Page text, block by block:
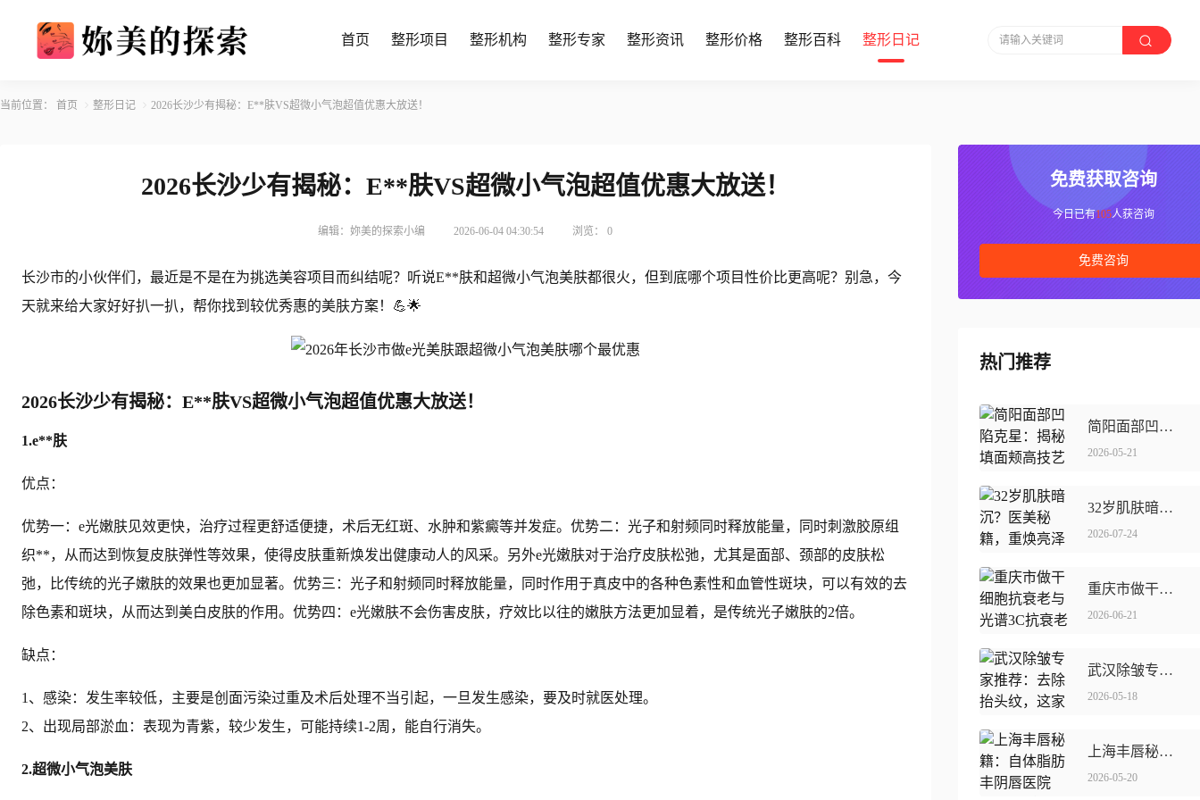
首页 整形项目 整形机构 整形专家 整形资讯 整形价格 整形百科 整形日记 请输入关键词
当前位置： 首页 整形日记 2026长沙少有揭秘：E**肤VS超微小气泡超值优惠大放送！
2026长沙少有揭秘：E**肤VS超微小气泡超值优惠大放送！
编辑：妳美的探索小编 2026-06-04 04:30:54 浏览：0
长沙市的小伙伴们，最近是不是在为挑选美容项目而纠结呢？听说E**肤和超微小气泡美肤都很火，但到底哪个项目性价比更高呢？别急，今
天就来给大家好好扒一扒，帮你找到较优秀惠的美肤方案！💪🌟
2026长沙少有揭秘：E**肤VS超微小气泡超值优惠大放送！
1.e**肤
优点：
优势一：e光嫩肤见效更快，治疗过程更舒适便捷，术后无红斑、水肿和紫癜等并发症。优势二：光子和射频同时释放能量，同时刺激胶原组
织**，从而达到恢复皮肤弹性等效果，使得皮肤重新焕发出健康动人的风采。另外e光嫩肤对于治疗皮肤松弛，尤其是面部、颈部的皮肤松
弛，比传统的光子嫩肤的效果也更加显著。优势三：光子和射频同时释放能量，同时作用于真皮中的各种色素性和血管性斑块，可以有效的去
除色素和斑块，从而达到美白皮肤的作用。优势四：e光嫩肤不会伤害皮肤，疗效比以往的嫩肤方法更加显着，是传统光子嫩肤的2倍。
缺点：
1、感染：发生率较低，主要是创面污染过重及术后处理不当引起，一旦发生感染，要及时就医处理。
2、出现局部淤血：表现为青紫，较少发生，可能持续1-2周，能自行消失。
2.超微小气泡美肤
免费获取咨询
今日已有105人获咨询
免费咨询
热门推荐
简阳面部凹陷克星：揭秘填面颊高技艺医生
2026-05-21
32岁肌肤暗沉？医美秘籍，重焕亮泽肌肤！💫
2026-07-24
重庆市做干细胞抗衰老与**3C抗衰老哪个比较安全点
2026-06-21
武汉除皱专家推荐：去除抬头纹，这家医院针功夫独步江湖！
2026-05-18
上海丰唇秘籍：自体脂肪丰阴唇医院TOP7大盘点！
2026-05-20